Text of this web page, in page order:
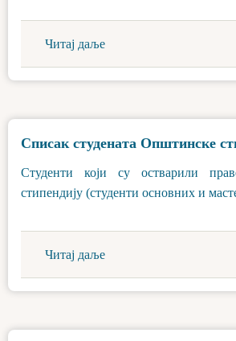
Читај даље
Списак студената Општинске
Студенти који су остварили
стипендију (студенти основних и
Читај даље